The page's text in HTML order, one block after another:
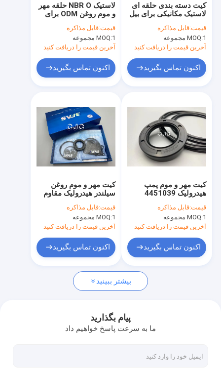
محصولات
نمایش VR
درباره ما
کنترل کیفیت
با ما تماس بگیرید
کیت سیل سیلندر هیدرولیک
کیت مهر و موم پمپ هیدرولیک
لاستیک NBR O حلقه مهر
و موم روغن ODM برای
هیدرولیک کامیون
قیمت:قابل مذاکره
MOQ:1 مجموعه
آخرین قیمت را دریافت کنید
اکنون تماس بگیرید
کیت دسته بندی حلقه ای
لاستیک مکانیکی برای بیل
SK60-1
قیمت:قابل مذاکره
MOQ:1 مجموعه
آخرین قیمت را دریافت کنید
اکنون تماس بگیرید
کیت مهر و موم روغن
سیلندر هیدرولیک مقاوم
K3V63DT
قیمت:قابل مذاکره
MOQ:1 مجموعه
آخرین قیمت را دریافت کنید
اکنون تماس بگیرید
کیت مهر و موم پمپ
هیدرولیک 4451039
لاستیکی شفت چرخشی
دستگاه FKM
قیمت:قابل مذاکره
MOQ:1 مجموعه
آخرین قیمت را دریافت کنید
اکنون تماس بگیرید
بیشتر ببینید
پیام بگذارید
ما به سرعت پاسخ خواهیم داد